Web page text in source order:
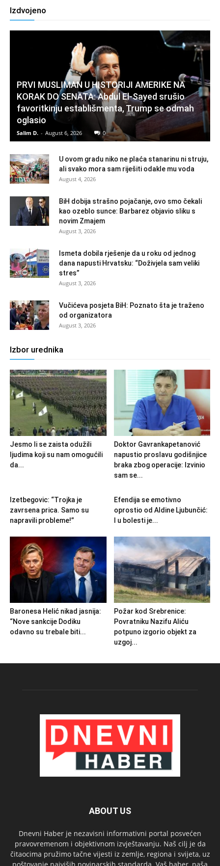
Izdvojeno
PRVI MUSLIMAN U HISTORIJI AMERIKE NA
KORAK DO SENATA: Abdul El-Sayed srušio
favoritkinju establišmenta, Trump se odmah
oglasio
Salim D. - August 6, 2026 0
U ovom gradu niko ne plaća stanarinu ni struju,
ali svako mora sam riješiti odakle mu voda
August 4, 2026
BiH dobija strašno pojačanje, ovo smo čekali
kao ozeblo sunce: Barbarez objavio sliku s
novim Zmajem
August 3, 2026
Ismeta dobila rješenje da u roku od jednog
dana napusti Hrvatsku: “Doživjela sam veliki
stres”
August 3, 2026
Vučićeva posjeta BiH: Poznato šta je traženo
od organizatora
August 3, 2026
Izbor urednika
Jesmo li se zaista odužili
ljudima koji su nam omogućili
da...
Doktor Gavrankapetanović
napustio proslavu godišnjice
braka zbog operacije: Izvinio
sam se...
Izetbegovic: “Trojka je
zavrsena prica. Samo su
napravili probleme!”
Efendija se emotivno
oprostio od Aldine Ljubunčić:
I u bolesti je...
Baronesa Helić nikad jasnija:
“Nove sankcije Dodiku
odavno su trebale biti...
Požar kod Srebrenice:
Povratniku Nazifu Aliću
potpuno izgorio objekt za
uzgoj...
ABOUT US
Dnevni Haber je nezavisni informativni portal posvećen
pravovremenom i objektivnom izvještavanju. Naš cilj je da
čitaocima pružimo tačne vijesti iz zemlje, regiona i svijeta, uz
poštovanje najviših novinarskih standarda. Vaš haber, naša